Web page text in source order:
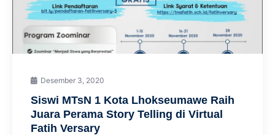
Desember 3, 2020
Siswi MTsN 1 Kota Lhokseumawe Raih
Juara Perama Story Telling di Virtual
Fatih Versary